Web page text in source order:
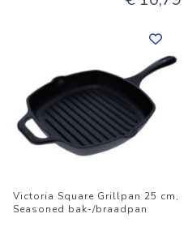
Victoria Square Grillpan 25 cm,
Seasoned bak-/braadpan